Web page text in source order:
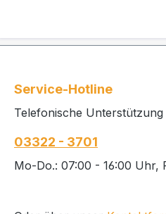
Service-Hotline
Telefonische
03322 - 3701
Mo-Do.: 07:00 - 16:00 Uhr,